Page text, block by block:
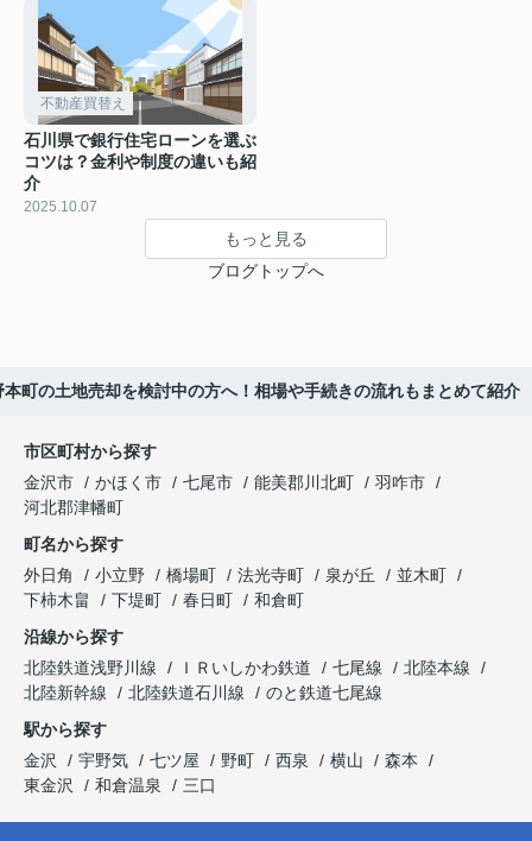
不動産買替え
石川県で銀行住宅ローンを選ぶ
コツは？金利や制度の違いも紹
介
2025.10.07
もっと見る
ブログトップへ
町の土地売却を検討中の方へ！相場や手続きの流れもまとめて紹介
市区町村から探す
金沢市
かほく市 七尾市 能美郡川北町
羽咋市
河北郡津幡町
町名から探す
外日角
小立野 橋場町 法光寺町 泉が丘
並木町
下柿木畠
下堤町 春日町
和倉町
沿線から探す
北陸鉄道浅野川線
ＩＲいしかわ鉄道 七尾線
北陸本線
北陸新幹線
北陸鉄道石川線
のと鉄道七尾線
駅から探す
金沢
宇野気 七ツ屋 野町 西泉 横山
森本
東金沢
和倉温泉 三口